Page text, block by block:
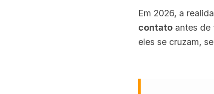
Em 2026, a
contato antes de
eles se cruzam,